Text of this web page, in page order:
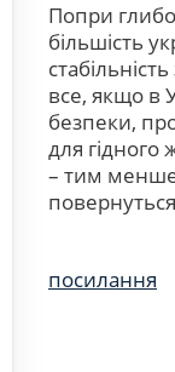
Попри
більшість
все, якщо в
безпеки,
для гідного
– тим
посилання